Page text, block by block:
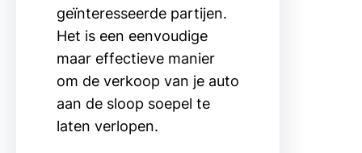
geïnteresseerde partijen.
Het is een eenvoudige
maar effectieve manier
om de verkoop van je auto
aan de sloop soepel te
laten verlopen.